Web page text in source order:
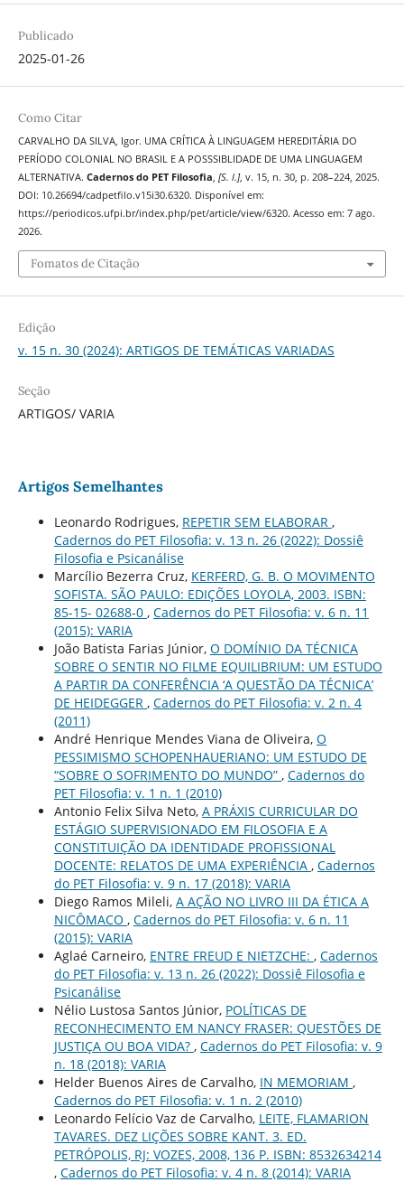
Publicado
2025-01-26
Como Citar
CARVALHO DA SILVA, Igor. UMA CRÍTICA À LINGUAGEM HEREDITÁRIA DO
PERÍODO COLONIAL NO BRASIL E A POSSSIBLIDADE DE UMA LINGUAGEM
ALTERNATIVA. Cadernos do PET Filosofia, [S. l.], v. 15, n. 30, p. 208–224, 2025.
DOI: 10.26694/cadpetfilo.v15i30.6320. Disponível em:
https://periodicos.ufpi.br/index.php/pet/article/view/6320. Acesso em: 7 ago.
2026.
Fomatos de Citação
Edição
v. 15 n. 30 (2024): ARTIGOS DE TEMÁTICAS VARIADAS
Seção
ARTIGOS/ VARIA
Artigos Semelhantes
Leonardo Rodrigues, REPETIR SEM ELABORAR ,
Cadernos do PET Filosofia: v. 13 n. 26 (2022): Dossiê
Filosofia e Psicanálise
Marcílio Bezerra Cruz, KERFERD, G. B. O MOVIMENTO
SOFISTA. SÃO PAULO: EDIÇÕES LOYOLA, 2003. ISBN:
85-15- 02688-0 , Cadernos do PET Filosofia: v. 6 n. 11
(2015): VARIA
João Batista Farias Júnior, O DOMÍNIO DA TÉCNICA
SOBRE O SENTIR NO FILME EQUILIBRIUM: UM ESTUDO
A PARTIR DA CONFERÊNCIA ‘A QUESTÃO DA TÉCNICA’
DE HEIDEGGER , Cadernos do PET Filosofia: v. 2 n. 4
(2011)
André Henrique Mendes Viana de Oliveira, O
PESSIMISMO SCHOPENHAUERIANO: UM ESTUDO DE
“SOBRE O SOFRIMENTO DO MUNDO” , Cadernos do
PET Filosofia: v. 1 n. 1 (2010)
Antonio Felix Silva Neto, A PRÁXIS CURRICULAR DO
ESTÁGIO SUPERVISIONADO EM FILOSOFIA E A
CONSTITUIÇÃO DA IDENTIDADE PROFISSIONAL
DOCENTE: RELATOS DE UMA EXPERIÊNCIA , Cadernos
do PET Filosofia: v. 9 n. 17 (2018): VARIA
Diego Ramos Mileli, A AÇÃO NO LIVRO III DA ÉTICA A
NICÔMACO , Cadernos do PET Filosofia: v. 6 n. 11
(2015): VARIA
Aglaé Carneiro, ENTRE FREUD E NIETZCHE: , Cadernos
do PET Filosofia: v. 13 n. 26 (2022): Dossiê Filosofia e
Psicanálise
Nélio Lustosa Santos Júnior, POLÍTICAS DE
RECONHECIMENTO EM NANCY FRASER: QUESTÕES DE
JUSTIÇA OU BOA VIDA? , Cadernos do PET Filosofia: v. 9
n. 18 (2018): VARIA
Helder Buenos Aires de Carvalho, IN MEMORIAM ,
Cadernos do PET Filosofia: v. 1 n. 2 (2010)
Leonardo Felício Vaz de Carvalho, LEITE, FLAMARION
TAVARES. DEZ LIÇÕES SOBRE KANT. 3. ED.
PETRÓPOLIS, RJ: VOZES, 2008, 136 P. ISBN: 8532634214
, Cadernos do PET Filosofia: v. 4 n. 8 (2014): VARIA